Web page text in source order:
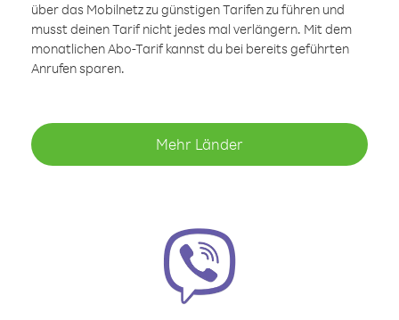
über das Mobilnetz zu günstigen Tarifen zu führen und
musst deinen Tarif nicht jedes mal verlängern. Mit dem
monatlichen Abo-Tarif kannst du bei bereits geführten
Anrufen sparen.
Mehr Länder